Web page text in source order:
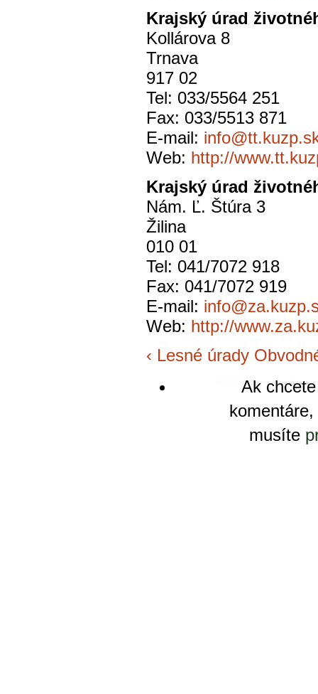
Krajský úrad
Kollárova 8
Trnava
917 02
Tel: 033/5564 251
Fax: 033/5513 871
E-mail:
Web: http://
Krajský úrad
Nám. Ľ. Štúra 3
Žilina
010 01
Tel: 041/7072 918
Fax: 041/7072 919
E-mail:
Web: http://
‹ Lesné úrady
Ak
musíte